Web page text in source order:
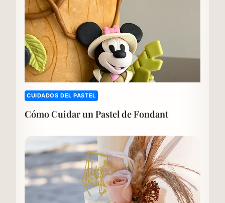
CUIDADOS DEL PASTEL
Cómo Cuidar un Pastel de Fondant